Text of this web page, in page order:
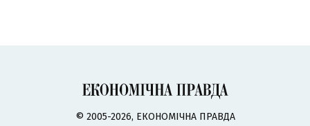
© 2005-2026, ЕКОНОМІЧНА ПРАВДА